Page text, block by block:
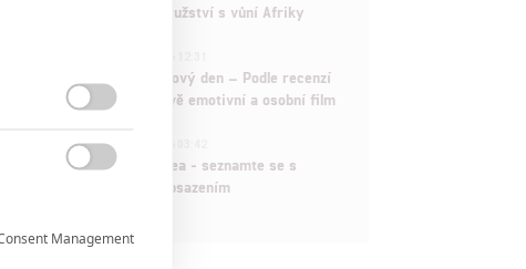
akční fantasy dobrodružství s vůní Afriky
Spider-Man: Zbrusu nový den – Podle recenzí
máme čekat překvapivě emotivní a osobní film
ČLÁNEK | 30.07.2026 03:42
Velké preview: Odyssea - seznamte se s
maximálně nabitým obsazením

Management